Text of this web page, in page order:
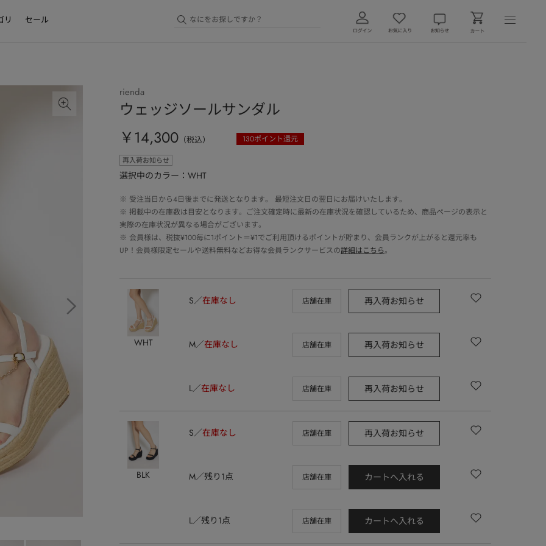
リ セール
rienda
ウェッジソールサンダル
￥14,300 （税込） 130ポイント還元
再入荷お知らせ
選択中のカラー：WHT
※ 受注当日から4日後までに発送となります。 最短注文日の翌日にお届けいたします。
※ 掲載中の在庫数は目安となります。ご注文確定時に最新の在庫状況を確認しているため、商品ページの表示と
実際の在庫状況が異なる場合がございます。
※ 会員様は、税抜¥100毎に1ポイント＝¥1でご利用頂けるポイントが貯まり、会員ランクが上がると還元率も
UP！会員様限定セールや送料無料などお得な会員ランクサービスの詳細はこちら。
WHT
S 在庫なし 店舗在庫 再入荷お知らせ
M 在庫なし 店舗在庫 再入荷お知らせ
L 在庫なし 店舗在庫 再入荷お知らせ
BLK
S 在庫なし 店舗在庫 再入荷お知らせ
M 残り1点 店舗在庫 カートへ入れる
L 残り1点 店舗在庫 カートへ入れる